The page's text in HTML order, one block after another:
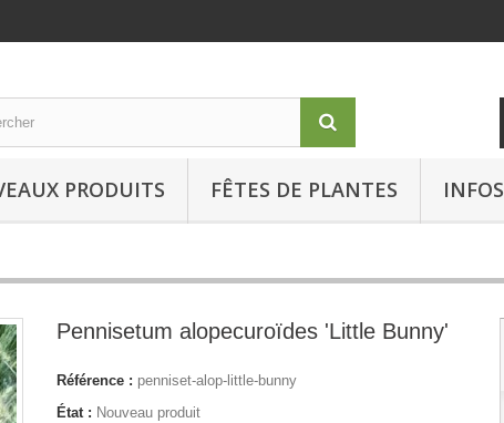
PRODUITS FÊTES DE PLANTES INFOS
Pennisetum alopecuroïdes 'Little Bunny'
Référence : penniset-alop-little-bunny
État : Nouveau produit